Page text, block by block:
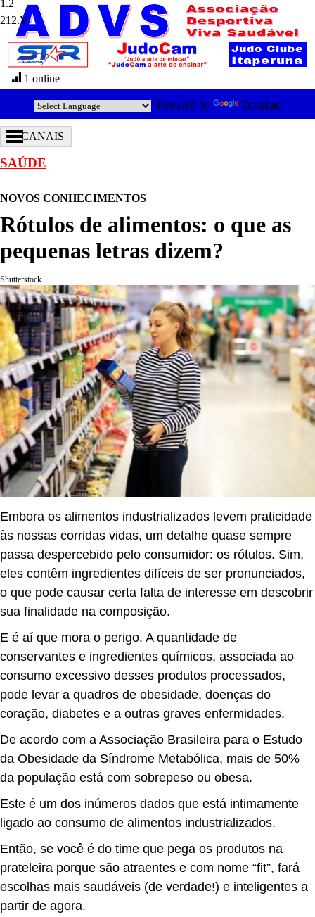
1 online
Powered by Translate
CANAIS
SAÚDE
NOVOS CONHECIMENTOS
Rótulos de alimentos: o que as
pequenas letras dizem?
212.V
Shutterstock
Embora os alimentos industrializados levem praticidade
às nossas corridas vidas, um detalhe quase sempre
passa despercebido pelo consumidor: os rótulos. Sim,
eles contêm ingredientes difíceis de ser pronunciados,
o que pode causar certa falta de interesse em descobrir
sua finalidade na composição.
E é aí que mora o perigo. A quantidade de
conservantes e ingredientes químicos, associada ao
consumo excessivo desses produtos processados,
pode levar a quadros de obesidade, doenças do
coração, diabetes e a outras graves enfermidades.
De acordo com a Associação Brasileira para o Estudo
da Obesidade da Síndrome Metabólica, mais de 50%
da população está com sobrepeso ou obesa.
Este é um dos inúmeros dados que está intimamente
ligado ao consumo de alimentos industrializados.
Então, se você é do time que pega os produtos na
prateleira porque são atraentes e com nome “fit”, fará
escolhas mais saudáveis (de verdade!) e inteligentes a
partir de agora.